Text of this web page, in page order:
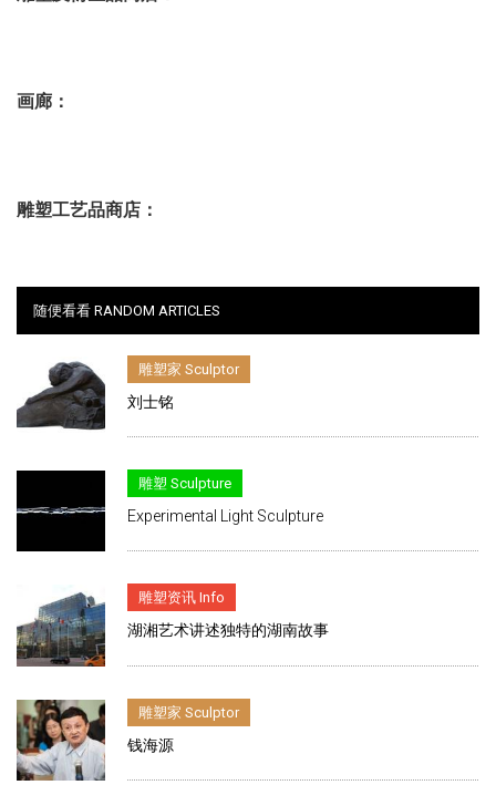
画廊：
雕塑工艺品商店：
随便看看 RANDOM ARTICLES
雕塑家 Sculptor
刘士铭
雕塑 Sculpture
Experimental Light Sculpture
雕塑资讯 Info
湖湘艺术讲述独特的湖南故事
雕塑家 Sculptor
钱海源